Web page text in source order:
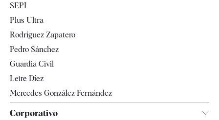
Televisión
SEPI
Plus Ultra
Rodríguez Zapatero
Pedro Sánchez
Guardia Civil
Leire Díez
Mercedes González Fernández
Corporativo